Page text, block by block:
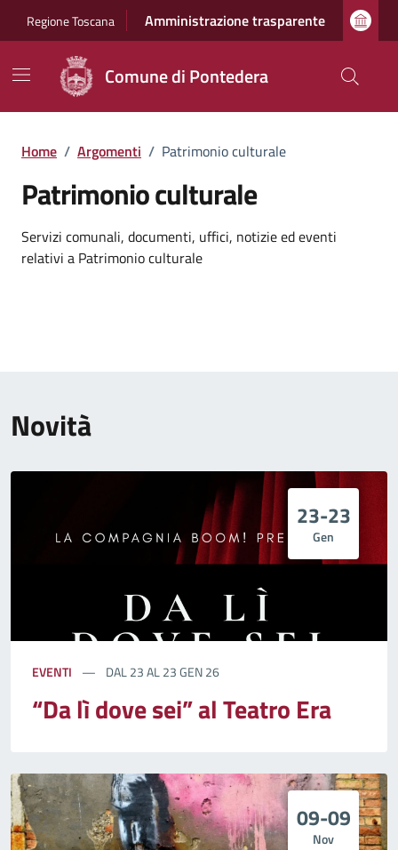
Regione Toscana Amministrazione trasparente
Comune di Pontedera
Home / Argomenti / Patrimonio culturale
Patrimonio culturale
Dettagli dell'argomento
Servizi comunali, documenti, uffici, notizie ed eventi
relativi a Patrimonio culturale
Novità
23-23
Gen
EVENTI DAL 23 AL 23 GEN 26
“Da lì dove sei” al Teatro Era
09-09
Nov